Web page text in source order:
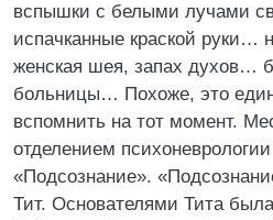
вспышки с белыми лучами
испачканные краской
женская шея, запах духов…
больницы… Похоже, это
вспомнить на тот момент.
отделением
«Подсознание».
Тит. Основателями Тита